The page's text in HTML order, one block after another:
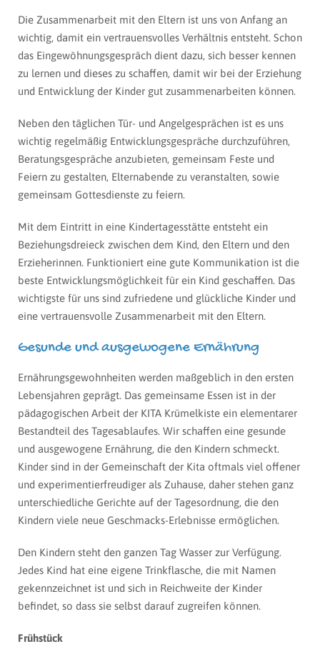
Die Zusammenarbeit mit den Eltern ist uns von Anfang an
wichtig, damit ein vertrauensvolles Verhältnis entsteht. Schon
das Eingewöhnungsgespräch dient dazu, sich besser kennen
zu lernen und dieses zu schaffen, damit wir bei der Erziehung
und Entwicklung der Kinder gut zusammenarbeiten können.
Neben den täglichen Tür- und Angelgesprächen ist es uns
wichtig regelmäßig Entwicklungsgespräche durchzuführen,
Beratungsgespräche anzubieten, gemeinsam Feste und
Feiern zu gestalten, Elternabende zu veranstalten, sowie
gemeinsam Gottesdienste zu feiern.
Mit dem Eintritt in eine Kindertagesstätte entsteht ein
Beziehungsdreieck zwischen dem Kind, den Eltern und den
Erzieherinnen. Funktioniert eine gute Kommunikation ist die
beste Entwicklungsmöglichkeit für ein Kind geschaffen. Das
wichtigste für uns sind zufriedene und glückliche Kinder und
eine vertrauensvolle Zusammenarbeit mit den Eltern.
Gesunde und ausgewogene Ernährung
Ernährungsgewohnheiten werden maßgeblich in den ersten
Lebensjahren geprägt. Das gemeinsame Essen ist in der
pädagogischen Arbeit der KITA Krümelkiste ein elementarer
Bestandteil des Tagesablaufes. Wir schaffen eine gesunde
und ausgewogene Ernährung, die den Kindern schmeckt.
Kinder sind in der Gemeinschaft der Kita oftmals viel offener
und experimentierfreudiger als Zuhause, daher stehen ganz
unterschiedliche Gerichte auf der Tagesordnung, die den
Kindern viele neue Geschmacks-Erlebnisse ermöglichen.
Den Kindern steht den ganzen Tag Wasser zur Verfügung.
Jedes Kind hat eine eigene Trinkflasche, die mit Namen
gekennzeichnet ist und sich in Reichweite der Kinder
befindet, so dass sie selbst darauf zugreifen können.
Frühstück